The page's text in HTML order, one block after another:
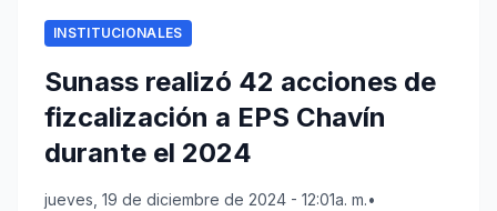
INSTITUCIONALES
Sunass realizó 42 acciones de
fizcalización a EPS Chavín
durante el 2024
jueves, 19 de diciembre de 2024 - 12:01a. m.•